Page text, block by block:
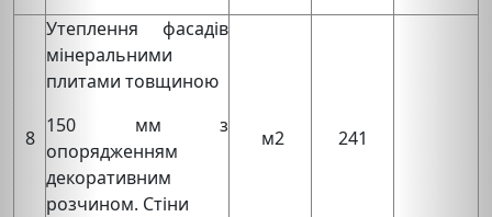
8
Утеплення фасадів
мінеральними
плитами товщиною
150 мм з
опорядженням
декоративним
розчином. Стіни
м2 241